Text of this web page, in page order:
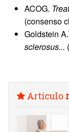
ACOG.
(consenso
Goldstein
sclerosus...
Artículo